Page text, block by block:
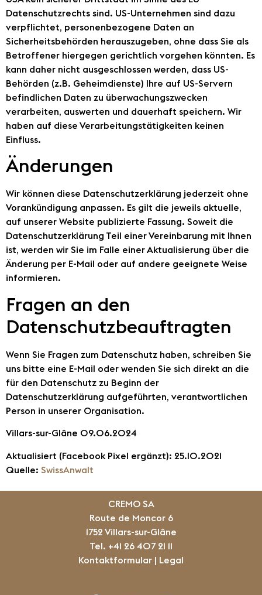
Datenschutzrechts sind. US-Unternehmen sind dazu
verpflichtet, personenbezogene Daten an
Sicherheitsbehörden herauszugeben, ohne dass Sie als
Betroffener hiergegen gerichtlich vorgehen könnten. Es
kann daher nicht ausgeschlossen werden, dass US-
Behörden (z.B. Geheimdienste) Ihre auf US-Servern
befindlichen Daten zu überwachungszwecken
verarbeiten, auswerten und dauerhaft speichern. Wir
haben auf diese Verarbeitungstätigkeiten keinen
Einfluss.
Änderungen
Wir können diese Datenschutzerklärung jederzeit ohne
Vorankündigung anpassen. Es gilt die jeweils aktuelle,
auf unserer Website publizierte Fassung. Soweit die
Datenschutzerklärung Teil einer Vereinbarung mit Ihnen
ist, werden wir Sie im Falle einer Aktualisierung über die
Änderung per E-Mail oder auf andere geeignete Weise
informieren.
Fragen an den
Datenschutzbeauftragten
Wenn Sie Fragen zum Datenschutz haben, schreiben Sie
uns bitte eine E-Mail oder wenden Sie sich direkt an die
für den Datenschutz zu Beginn der
Datenschutzerklärung aufgeführten, verantwortlichen
Person in unserer Organisation.
Villars-sur-Glâne 09.06.2024
Aktualisiert (Facebook Pixel ergänzt): 25.10.2021
Quelle: SwissAnwalt
CREMO SA
Route de Moncor 6
1752 Villars-sur-Glâne
Tel. +41 26 407 21 11
Kontaktformular | Legal